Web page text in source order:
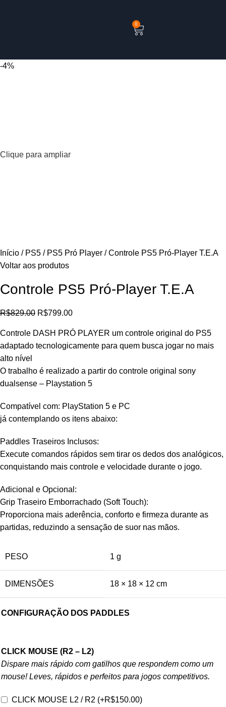
0
-4%
Clique para ampliar
Início PS5 PS5 Pró Player
Controle PS5 Pró-Player T.E.A
Voltar aos produtos
Controle PS5 Pró-Player T.E.A
R$829.00 R$799.00
Controle DASH PRÓ PLAYER um controle original do PS5
adaptado tecnologicamente para quem busca jogar no mais
alto nível
O trabalho é realizado a partir do controle original sony
dualsense – Playstation 5
Compatível com: PlayStation 5 e PC
já contemplando os itens abaixo:
Paddles Traseiros Inclusos:
Execute comandos rápidos sem tirar os dedos dos analógicos,
conquistando mais controle e velocidade durante o jogo.
Adicional e Opcional:
Grip Traseiro Emborrachado (Soft Touch):
Proporciona mais aderência, conforto e firmeza durante as
partidas, reduzindo a sensação de suor nas mãos.
PESO 1 g
DIMENSÕES 18 × 18 × 12 cm
CONFIGURAÇÃO DOS PADDLES
CLICK MOUSE (R2 – L2)
Dispare mais rápido com gatilhos que respondem como um
mouse! Leves, rápidos e perfeitos para jogos competitivos.
CLICK MOUSE L2 / R2 (+R$150.00)